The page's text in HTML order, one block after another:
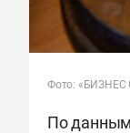
Фото: «БИЗНЕС
По данным